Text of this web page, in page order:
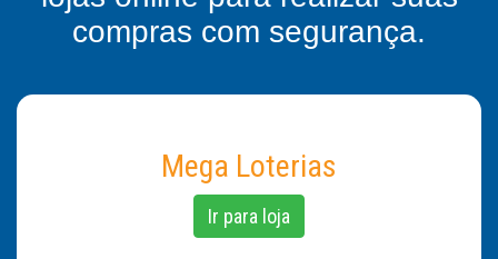
compras com segurança.
Mega Loterias
Ir para loja